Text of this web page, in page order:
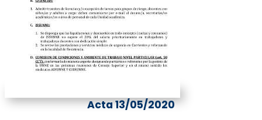
Acta 13/05/2020